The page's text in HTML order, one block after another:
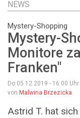
Inhalt
NEWS
Mystery-Shopping
Mystery-
Monitore
Franken"
Do 05.12.2019 - 16:00 Uhr
von Malwina Brzezicka
Astrid T. hat